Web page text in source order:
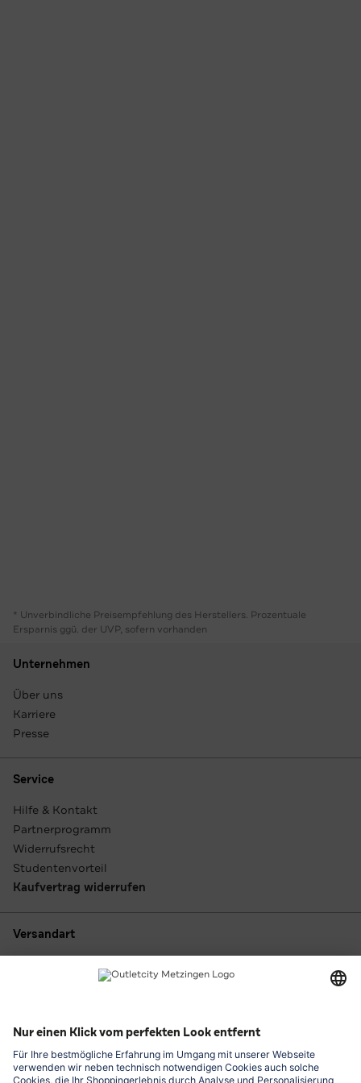
* Unverbindliche Preisempfehlung des Herstellers. Prozentuale
Ersparnis ggü. der UVP, sofern vorhanden
Unternehmen
Über uns
Karriere
Presse
Service
Hilfe & Kontakt
Partnerprogramm
Widerrufsrecht
Studentenvorteil
Kaufvertrag widerrufen
Versandart